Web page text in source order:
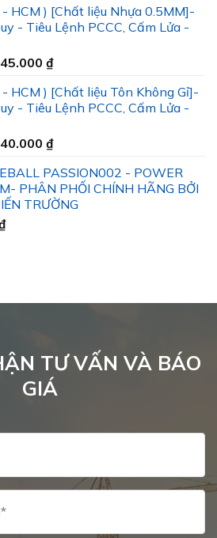
- HCM ) [Chất liệu Nhựa 0.5MM]-
- Tiêu Lệnh PCCC, Cấm Lửa -
45.000 ₫Khoảng
từ
35.000 ₫
45.000 ₫
- HCM ) [Chất liệu Tôn Không Gỉ]-
- Tiêu Lệnh PCCC, Cấm Lửa -
40.000 ₫Khoảng
từ
32.000 ₫
đến
PASSION002 - POWER
PHÂN PHỐI CHÍNH HÃNG BỞI
TRƯỜNG
TƯ VẤN VÀ BÁO
GIÁ